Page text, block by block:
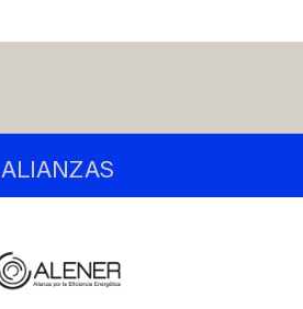
ALIANZAS